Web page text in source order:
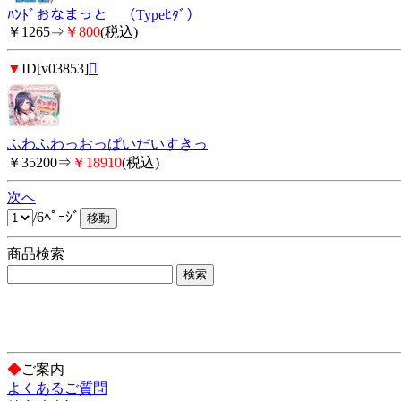
ﾊﾝﾄﾞおなまっと （Typeﾋﾀﾞ）
￥1265⇒ ￥800(税込)
▼ID[v03853]
ふわふわっおっぱいだいすきっ
￥35200⇒ ￥18910(税込)
次へ
/6ﾍﾟｰｼﾞ
商品検索
◆ご案内
よくあるご質問